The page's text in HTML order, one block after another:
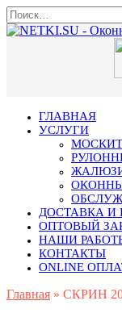
ГЛАВНАЯ
УСЛУГИ
ДОСТАВКА И
ОПТОВЫЙ
НАШИ
КОНТАКТЫ
ONLINE
Главная » СКРИН